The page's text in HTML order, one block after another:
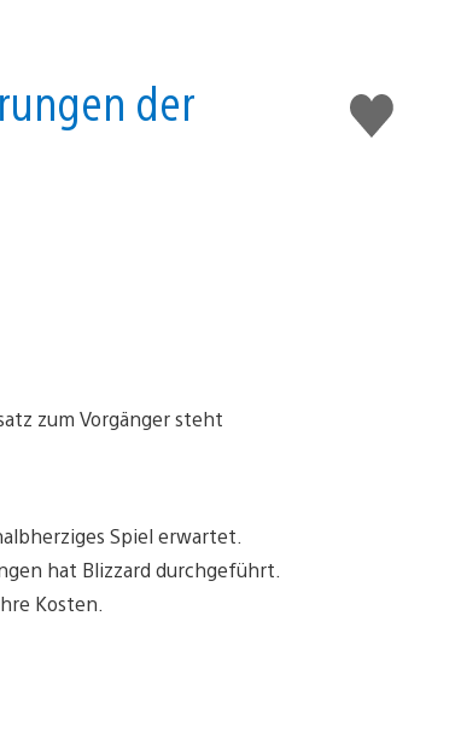
Gefällt
mir
der
zum Vorgänger steht
Spiel erwartet.
hat Blizzard durchgeführt.
Kosten.